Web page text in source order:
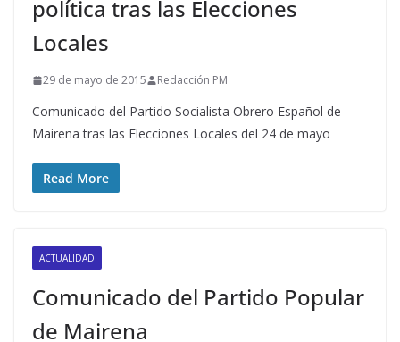
política tras las Elecciones
Locales
29 de mayo de 2015 Redacción PM
Comunicado del Partido Socialista Obrero Español de
Mairena tras las Elecciones Locales del 24 de mayo
Read More
ACTUALIDAD
Comunicado del Partido Popular
de Mairena